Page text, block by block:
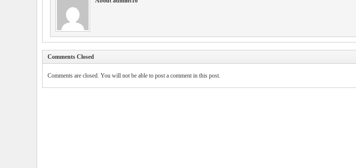
Comments Closed
Comments are closed. You will not be able to post a comment in this post.